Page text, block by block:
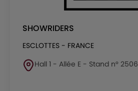
SHOWRIDERS
ESCLOTTES - FRANCE
Hall 1 - Allée E - Stand n° 2506